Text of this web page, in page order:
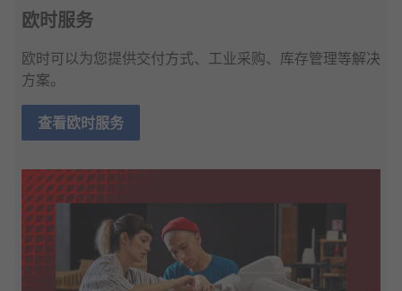
欧时服务
欧时可以为您提供交付方式、工业采购、库存管理等解决
方案。
查看欧时服务